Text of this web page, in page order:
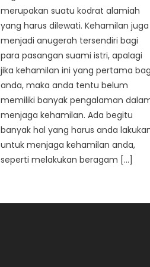
merupakan suatu kodrat alamiah
yang harus dilewati. Kehamilan juga
menjadi anugerah tersendiri bagi
para pasangan suami istri, apalagi
jika kehamilan ini yang pertama
anda, maka anda tentu belum
memiliki banyak pengalaman
menjaga kehamilan. Ada begitu
banyak hal yang harus anda
untuk menjaga kehamilan anda,
seperti melakukan beragam […]